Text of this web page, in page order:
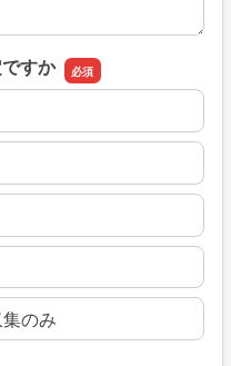
すか
のみ